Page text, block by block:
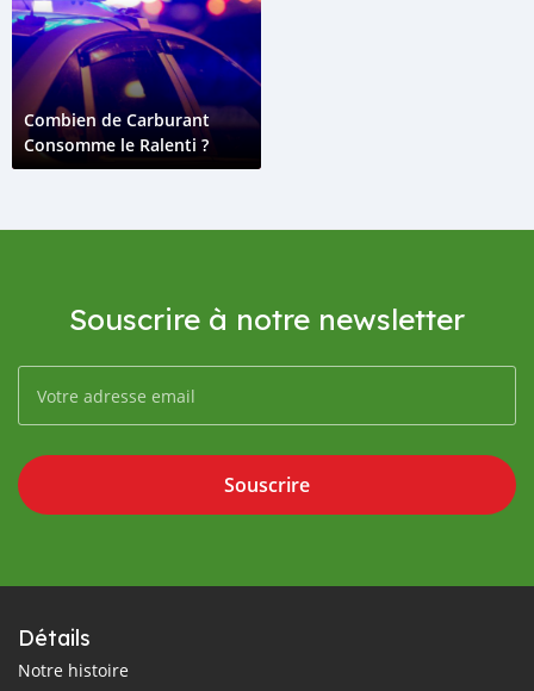
Combien de Carburant
Consomme le Ralenti ?
Souscrire à notre newsletter
Souscrire
Détails
Notre histoire